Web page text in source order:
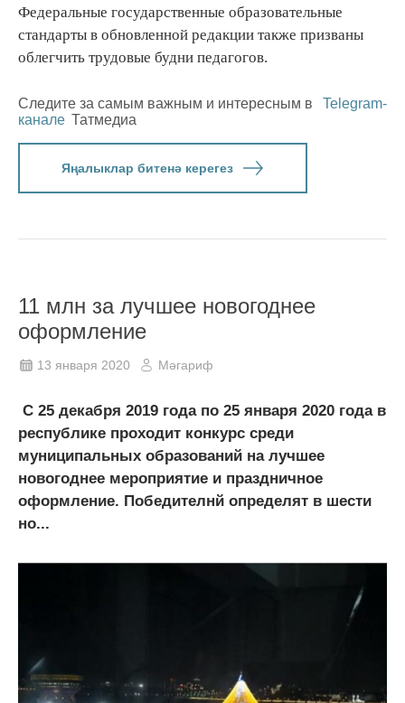
Федеральные государственные образовательные
стандарты в обновленной редакции также призваны
облегчить трудовые будни педагогов.
Следите за самым важным и интересным в
Telegram-
канале Татмедиа
Яңалыклар битенә керегез
11 млн за лучшее новогоднее
оформление
13 января 2020 Мәгариф
С 25 декабря 2019 года по 25 января 2020 года в
республике проходит конкурс среди
муниципальных образований на лучшее
новогоднее мероприятие и праздничное
оформление. Победителнй определят в шести
но...